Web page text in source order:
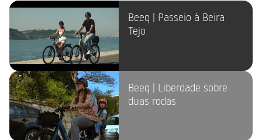
Beeq | Passeio à Beira
Tejo
Beeq | Liberdade sobre
duas rodas